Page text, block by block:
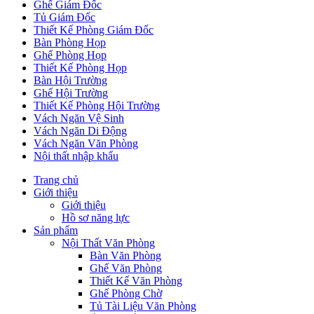
Ghế Giám Đốc
Tủ Giám Đốc
Thiết Kế Phòng Giám Đốc
Bàn Phòng Họp
Ghế Phòng Họp
Thiết Kế Phòng Họp
Bàn Hội Trường
Ghế Hội Trường
Thiết Kế Phòng Hội Trường
Vách Ngăn Vệ Sinh
Vách Ngăn Di Động
Vách Ngăn Văn Phòng
Nội thất nhập khẩu
Trang chủ
Giới thiệu
Giới thiệu
Hồ sơ năng lực
Sản phẩm
Nội Thất Văn Phòng
Bàn Văn Phòng
Ghế Văn Phòng
Thiết Kế Văn Phòng
Ghế Phòng Chờ
Tủ Tài Liệu Văn Phòng